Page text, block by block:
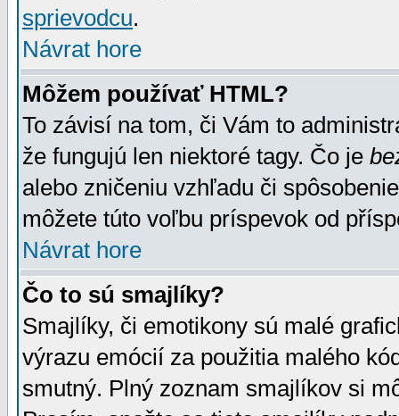
sprievodcu.
Návrat hore
Môžem používať HTML?
To závisí na tom, či Vám to
že fungujú len niektoré tagy. Čo je
alebo zničeniu vzhľadu či
môžete túto voľbu príspevok od
Návrat hore
Čo to sú smajlíky?
Smajlíky, či emotikony sú malé
výrazu emócií za použitia malého
smutný. Plný zoznam smajlíkov si